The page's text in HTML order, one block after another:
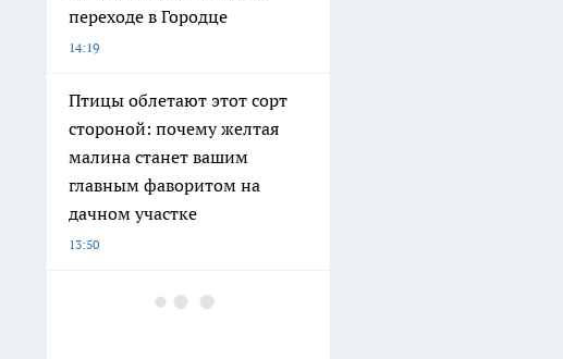
переходе в Городце
14:19
Птицы облетают этот сорт
стороной: почему желтая
малина станет вашим
главным фаворитом на
дачном участке
13:50
Шашлычники из Баку